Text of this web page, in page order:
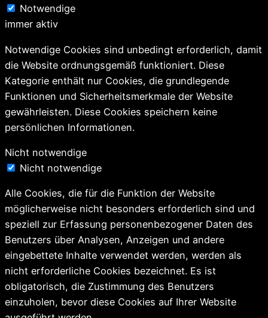
Notwendige
immer aktiv
Notwendige Cookies sind unbedingt erforderlich, damit
die Website ordnungsgemäß funktioniert. Diese
Kategorie enthält nur Cookies, die grundlegende
Funktionen und Sicherheitsmerkmale der Website
gewährleisten. Diese Cookies speichern keine
persönlichen Informationen.
Nicht notwendige
Nicht notwendige
Alle Cookies, die für die Funktion der Website
möglicherweise nicht besonders erforderlich sind und
speziell zur Erfassung personenbezogener Daten des
Benutzers über Analysen, Anzeigen und andere
eingebettete Inhalte verwendet werden, werden als
nicht erforderliche Cookies bezeichnet. Es ist
obligatorisch, die Zustimmung des Benutzers
einzuholen, bevor diese Cookies auf Ihrer Website